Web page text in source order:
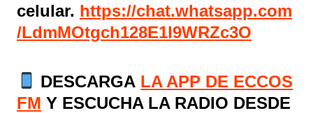
celular. https://chat.whatsapp.com
/LdmMOtgch128E1l9WRZc3O
DESCARGA LA APP DE ECCOS
FM Y ESCUCHA LA RADIO DESDE